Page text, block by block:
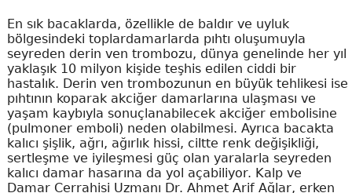
En sık bacaklarda, özellikle de baldır ve uyluk
bölgesindeki toplardamarlarda pıhtı oluşumuyla
seyreden derin ven trombozu, dünya genelinde her yıl
yaklaşık 10 milyon kişide teşhis edilen ciddi bir
hastalık. Derin ven trombozunun en büyük tehlikesi ise
pıhtının koparak akciğer damarlarına ulaşması ve
yaşam kaybıyla sonuçlanabilecek akciğer embolisine
(pulmoner emboli) neden olabilmesi. Ayrıca bacakta
kalıcı şişlik, ağrı, ağırlık hissi, ciltte renk değişikliği,
sertleşme ve iyileşmesi güç olan yaralarla seyreden
kalıcı damar hasarına da yol açabiliyor. Kalp ve
Damar Cerrahisi Uzmanı Dr. Ahmet Arif Ağlar, erken